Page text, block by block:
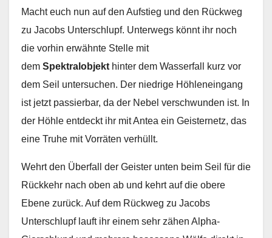
Macht euch nun auf den Aufstieg und den Rückweg
zu Jacobs Unterschlupf. Unterwegs könnt ihr noch
die vorhin erwähnte Stelle mit
dem Spektralobjekt hinter dem Wasserfall kurz vor
dem Seil untersuchen. Der niedrige Höhleneingang
ist jetzt passierbar, da der Nebel verschwunden ist. In
der Höhle entdeckt ihr mit Antea ein Geisternetz, das
eine Truhe mit Vorräten verhüllt.
Wehrt den Überfall der Geister unten beim Seil für die
Rückkehr nach oben ab und kehrt auf die obere
Ebene zurück. Auf dem Rückweg zu Jacobs
Unterschlupf lauft ihr einem sehr zähen Alpha-